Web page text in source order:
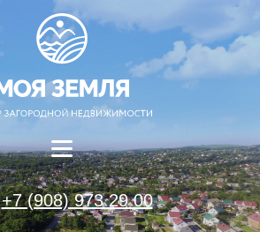
+7 (908) 973 29 00